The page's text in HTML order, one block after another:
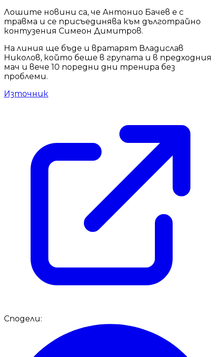
Лошите новини са, че Антонио Бачев е с
травма и се присъединява към дълготрайно
контузения Симеон Димитров.
На линия ще бъде и вратарят Владислав
Николов, който беше в групата и в предходния
мач и вече 10 поредни дни тренира без
проблеми.
Източник
Сподели: